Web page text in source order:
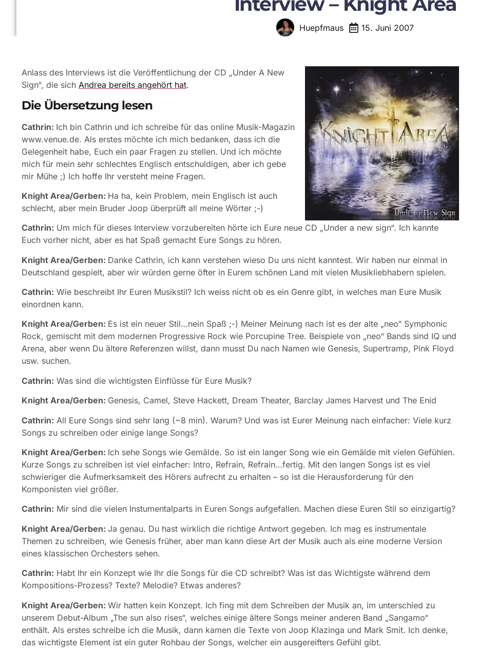
Huepfmaus 15. Juni 2007
Anlass des Interviews ist die Veröffentlichung der CD „Under A New
Sign“, die sich Andrea bereits angehört hat.
Die Übersetzung lesen
Cathrin: Ich bin Cathrin und ich schreibe für das online Musik-Magazin
www.venue.de. Als erstes möchte ich mich bedanken, dass ich die
Gelegenheit habe, Euch ein paar Fragen zu stellen. Und ich möchte
mich für mein sehr schlechtes Englisch entschuldigen, aber ich gebe
mir Mühe ;) Ich hoffe Ihr versteht meine Fragen.
Knight Area/Gerben: Ha ha, kein Problem, mein Englisch ist auch
schlecht, aber mein Bruder Joop überprüft all meine Wörter ;-)
Cathrin: Um mich für dieses Interview vorzubereiten hörte ich Eure neue CD „Under a new sign“. Ich kannte
Euch vorher nicht, aber es hat Spaß gemacht Eure Songs zu hören.
Knight Area/Gerben: Danke Cathrin, ich kann verstehen wieso Du uns nicht kanntest. Wir haben nur einmal in
Deutschland gespielt, aber wir würden gerne öfter in Eurem schönen Land mit vielen Musikliebhabern spielen.
Cathrin: Wie beschreibt Ihr Euren Musikstil? Ich weiss nicht ob es ein Genre gibt, in welches man Eure Musik
einordnen kann.
Knight Area/Gerben: Es ist ein neuer Stil…nein Spaß ;-) Meiner Meinung nach ist es der alte „neo“ Symphonic
Rock, gemischt mit dem modernen Progressive Rock wie Porcupine Tree. Beispiele von „neo“ Bands sind IQ und
Arena, aber wenn Du ältere Referenzen willst, dann musst Du nach Namen wie Genesis, Supertramp, Pink Floyd
usw. suchen.
Cathrin: Was sind die wichtigsten Einflüsse für Eure Musik?
Knight Area/Gerben: Genesis, Camel, Steve Hackett, Dream Theater, Barclay James Harvest und The Enid
Cathrin: All Eure Songs sind sehr lang (~8 min). Warum? Und was ist Eurer Meinung nach einfacher: Viele kurz
Songs zu schreiben oder einige lange Songs?
Knight Area/Gerben: Ich sehe Songs wie Gemälde. So ist ein langer Song wie ein Gemälde mit vielen Gefühlen.
Kurze Songs zu schreiben ist viel einfacher: Intro, Refrain, Refrain…fertig. Mit den langen Songs ist es viel
schwieriger die Aufmerksamkeit des Hörers aufrecht zu erhalten – so ist die Herausforderung für den
Komponisten viel größer.
Cathrin: Mir sind die vielen Instumentalparts in Euren Songs aufgefallen. Machen diese Euren Stil so einzigartig?
Knight Area/Gerben: Ja genau. Du hast wirklich die richtige Antwort gegeben. Ich mag es instrumentale
Themen zu schreiben, wie Genesis früher, aber man kann diese Art der Musik auch als eine moderne Version
eines klassischen Orchesters sehen.
Cathrin: Habt Ihr ein Konzept wie Ihr die Songs für die CD schreibt? Was ist das Wichtigste während dem
Kompositions-Prozess? Texte? Melodie? Etwas anderes?
Knight Area/Gerben: Wir hatten kein Konzept. Ich fing mit dem Schreiben der Musik an, im unterschied zu
unserem Debut-Album „The sun also rises“, welches einige ältere Songs meiner anderen Band „Sangamo“
enthält. Als erstes schreibe ich die Musik, dann kamen die Texte von Joop Klazinga und Mark Smit. Ich denke,
das wichtigste Element ist ein guter Rohbau der Songs, welcher ein ausgereifters Gefühl gibt.